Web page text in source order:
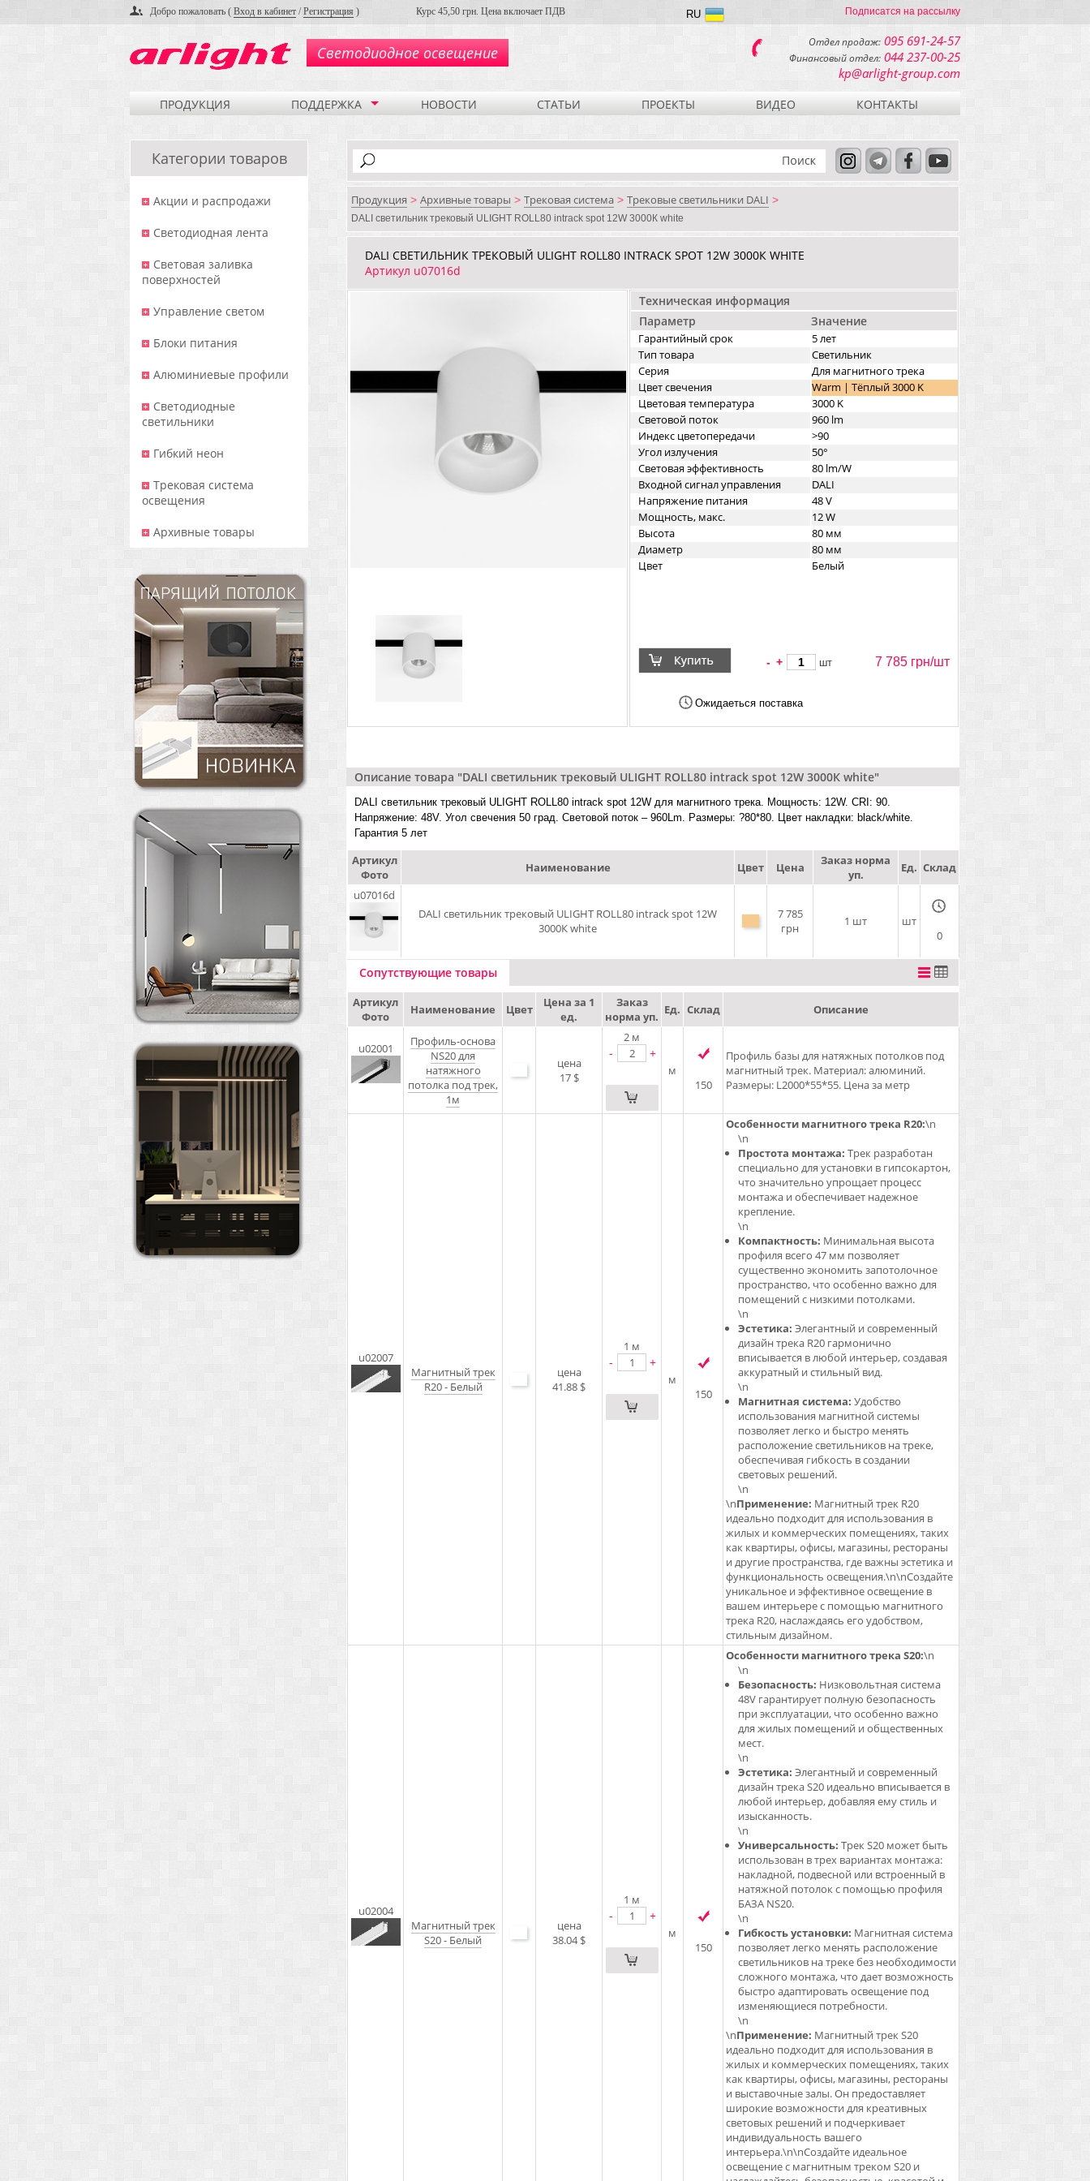
Добро пожаловать ( Вход в кабинет /Регистрация ) Курс 45,50 грн. Цена включает ПДВ Подписатся на рассылку
RU
Светодиодное освещение
Отдел продаж: 095 691-24-57
Финансовый отдел: 044 237-00-25
kp@arlight-group.com
ПРОДУКЦИЯ ПОДДЕРЖКА НОВОСТИ СТАТЬИ ПРОЕКТЫ ВИДЕО КОНТАКТЫ
Категории товаров
Акции и распродажи
Светодиодная лента
Световая заливка
поверхностей
Управление светом
Блоки питания
Алюминиевые профили
Светодиодные
светильники
Гибкий неон
Трековая система
освещения
Архивные товары
Продукция > Архивные товары > Трековая система > Трековые светильники DALI >
DALI cветильник трековый ULIGHT ROLL80 intrack spot 12W 3000К white
DALI CВЕТИЛЬНИК ТРЕКОВЫЙ ULIGHT ROLL80 INTRACK SPOT 12W 3000К WHITE
Артикул u07016d
Техническая информация
Параметр
Значение
Гарантийный срок
5 лет
Тип товара
Светильник
Серия
Для магнитного трека
Цвет свечения
Warm | Тёплый 3000 K
Цветовая температура
3000 K
Световой поток
960 lm
Индекс цветопередачи
>90
Угол излучения
50°
Световая эффективность
80 lm/W
Входной сигнал управления
DALI
Напряжение питания
48 V
Мощность, макс.
12 W
Высота
80 мм
Диаметр
80 мм
Цвет
Белый
- + шт 7 785 грн/шт
Ожидаеться поставка
Описание товара "DALI cветильник трековый ULIGHT ROLL80 intrack spot 12W 3000К white"
DALI cветильник трековый ULIGHT ROLL80 intrack spot 12W для магнитного трека. Мощность: 12W. CRI: 90.
Напряжение: 48V. Угол свечения 50 град. Световой поток – 960Lm. Размеры: ?80*80. Цвет накладки: black/white.
Гарантия 5 лет
Артикул
Фото
Наименование Цвет Цена
Заказ норма
уп.
Ед. Склад
u07016d
DALI cветильник трековый ULIGHT ROLL80 intrack spot 12W
3000К white
7 785
грн
1 шт
шт
0
Сопутствующие товары
Артикул
Фото
Наименование Цвет
Цена за 1
ед.
Заказ
норма уп. Ед. Склад Описание
u02001
Профиль-основа
NS20 для
натяжного
потолка под трек,
1м
цена
17 $
2 м
- +
м
150
Профиль базы для натяжных потолков под
магнитный трек. Материал: алюминий.
Размеры: L2000*55*55. Цена за метр
u02007
Магнитный трек
R20 - Белый
цена
41.88 $
1 м
- +
м
150
Особенности магнитного трека R20:\n
\n
Простота монтажа: Трек разработан
специально для установки в гипсокартон,
что значительно упрощает процесс
монтажа и обеспечивает надежное
крепление.
\n
Компактность: Минимальная высота
профиля всего 47 мм позволяет
существенно экономить запотолочное
пространство, что особенно важно для
помещений с низкими потолками.
\n
Эстетика: Элегантный и современный
дизайн трека R20 гармонично
вписывается в любой интерьер, создавая
аккуратный и стильный вид.
\n
Магнитная система: Удобство
использования магнитной системы
позволяет легко и быстро менять
расположение светильников на треке,
обеспечивая гибкость в создании
световых решений.
\n
\nПрименение: Магнитный трек R20
идеально подходит для использования в
жилых и коммерческих помещениях, таких
как квартиры, офисы, магазины, рестораны
и другие пространства, где важны эстетика и
функциональность освещения.\n\nСоздайте
уникальное и эффективное освещение в
вашем интерьере с помощью магнитного
трека R20, наслаждаясь его удобством,
стильным дизайном.
u02004
Магнитный трек
S20 - Белый
цена
38.04 $
1 м
- +
м
150
Особенности магнитного трека S20:\n
\n
Безопасность: Низковольтная система
48V гарантирует полную безопасность
при эксплуатации, что особенно важно
для жилых помещений и общественных
мест.
\n
Эстетика: Элегантный и современный
дизайн трека S20 идеально вписывается в
любой интерьер, добавляя ему стиль и
изысканность.
\n
Универсальность: Трек S20 может быть
использован в трех вариантах монтажа:
накладной, подвесной или встроенный в
натяжной потолок с помощью профиля
БАЗА NS20.
\n
Гибкость установки: Магнитная система
позволяет легко менять расположение
светильников на треке без необходимости
сложного монтажа, что дает возможность
быстро адаптировать освещение под
изменяющиеся потребности.
\n
\nПрименение: Магнитный трек S20
идеально подходит для использования в
жилых и коммерческих помещениях, таких
как квартиры, офисы, магазины, рестораны
и выставочные залы. Он предоставляет
широкие возможности для креативных
световых решений и подчеркивает
индивидуальность вашего
интерьера.\n\nСоздайте идеальное
освещение с магнитным треком S20 и